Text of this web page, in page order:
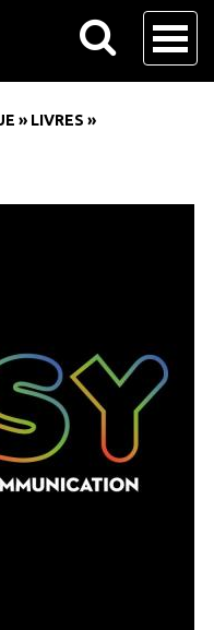
» LIVRES »